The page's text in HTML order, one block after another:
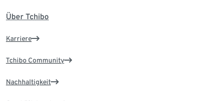
Über Tchibo
Karriere
Tchibo Community
Nachhaltigkeit